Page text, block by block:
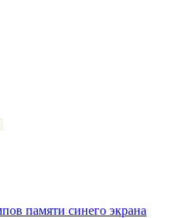
памяти синего экрана